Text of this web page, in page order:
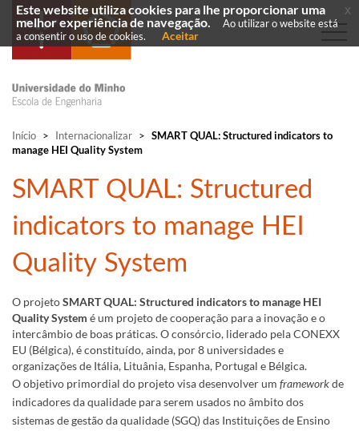
Início > Internacionalizar > SMART QUAL: Structured indicators to
manage HEI Quality System
​SMART QUAL: Structured
indicators to manage HEI
Quality System
​O projetoSMART QUAL: Structured indicators to manage HEI
Quality System é um projetode cooperação para a inovação e o
intercâmbio de boas práticas. O consórcio, liderado pela CONEXX
EU (Bélgica), é constituído, ainda, por 8 universidades e
organizações de Itália, Lituânia, Espanha, Portugal e Bélgica.
O objetivo primordial do projeto visa desenvolver um frameworkde
indicadores da qualidade para serem usados no âmbito dos
sistemas de gestão da qualidade (SGQ) das Instituições de Ensino
Este website utiliza cookies para lhe proporcionar uma
melhor experiência de navegação.
Ao utilizar o website está
a consentir o uso de cookies.
Aceitar
x